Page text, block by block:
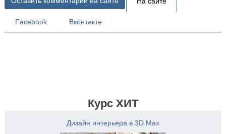
Facebook Вконтакте
Курс ХИТ
Дизайн интерьера в 3D Max